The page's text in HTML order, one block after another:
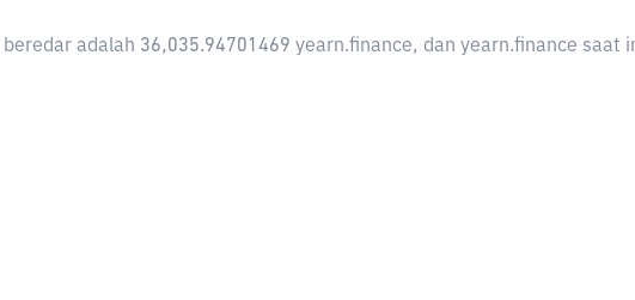
adalah 36,035.94701469 yearn.finance, dan yearn.finance